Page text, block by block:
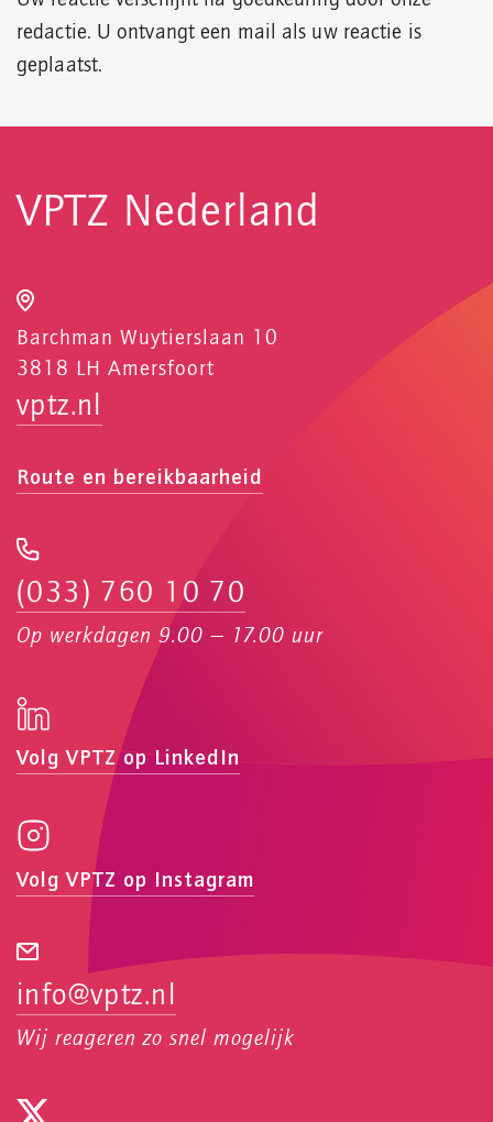
redactie. U ontvangt een mail als uw reactie is
geplaatst.
VPTZ Nederland
Barchman Wuytierslaan 10
3818 LH Amersfoort
vptz.nl
Route en bereikbaarheid
(033) 760 10 70
Op werkdagen 9.00 — 17.00 uur
Volg VPTZ op LinkedIn
Volg VPTZ op Instagram
info@vptz.nl
Wij reageren zo snel mogelijk